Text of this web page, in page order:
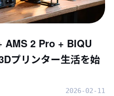
2 Pro + BIQU
プリンター生活を始
2026-02-11